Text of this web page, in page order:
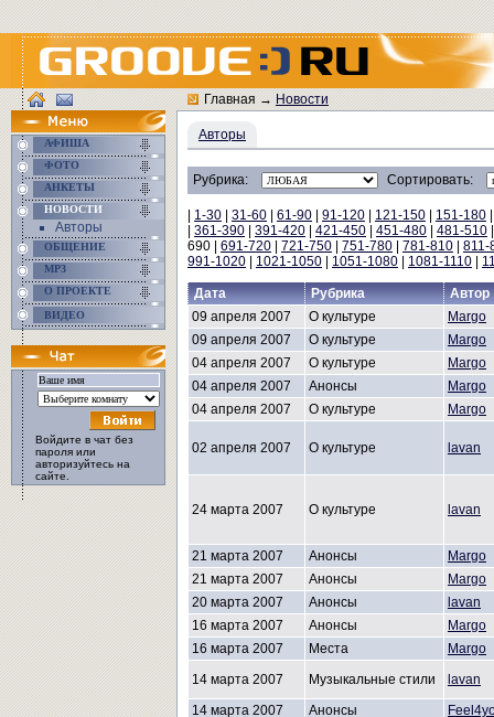
АФИША
ФОТО
АНКЕТЫ
НОВОСТИ
Авторы
ОБЩЕНИЕ
MP3
О ПРОЕКТЕ
ВИДЕО
Войдите в чат без
пароля или
авторизуйтесь на
сайте.
Главная→Новости
Авторы
Рубрика: Сортировать:
1-30 31-60 61-90 91-120 121-150 151-180
361-390 391-420 421-450 451-480 481-510
690 | 691-720 721-750 751-780 781-810
811-
991-1020
1021-1050 1051-1080 1081-1110
Дата Рубрика
Автор
09 апреля 2007
О культуре
Margo
09 апреля 2007
О культуре
Margo
04 апреля 2007
О культуре
Margo
04 апреля 2007
Анонсы
Margo
04 апреля 2007
О культуре Margo
02 апреля 2007 О культуре lavan
24 марта 2007 О культуре lavan
21 марта 2007 Анонсы
Margo
21 марта 2007
Анонсы
Margo
20 марта 2007
Анонсы
lavan
16 марта 2007
Анонсы
Margo
16 марта 2007
Места
Margo
14 марта 2007
Музыкальные стили
lavan
14 марта 2007
Анонсы